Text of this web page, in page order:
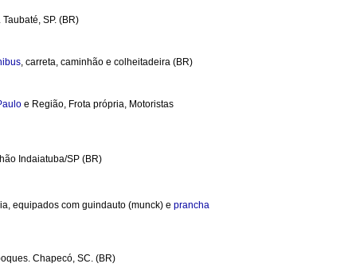
SP. (BR)
, carreta, caminhão e colheitadeira (BR)
e Região, Frota própria, Motoristas
Indaiatuba/SP (BR)
equipados com guindauto (munck) e prancha
Chapecó, SC. (BR)